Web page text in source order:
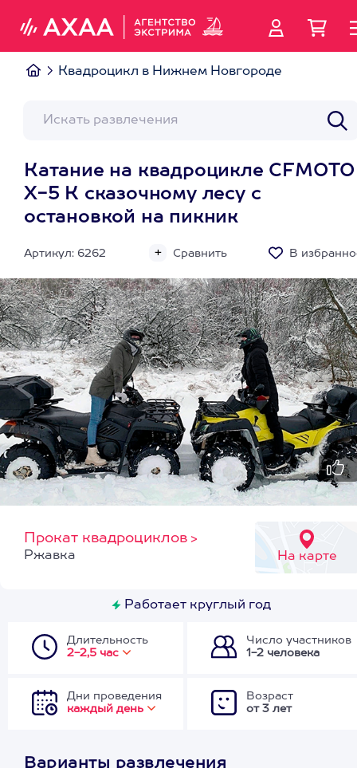
Квадроцикл в Нижнем Новгороде
Катание на квадроцикле CFMOTO
X-5 К сказочному лесу с
остановкой на пикник
Артикул: 6262 Сравнить В
Прокат квадроциклов >
На карте
Ржавка
Работает круглый год
Длительность
2-2,5 час
Число участников
1-2 человека
Дни проведения
каждый день
Возраст
от 3 лет
Варианты развлечения